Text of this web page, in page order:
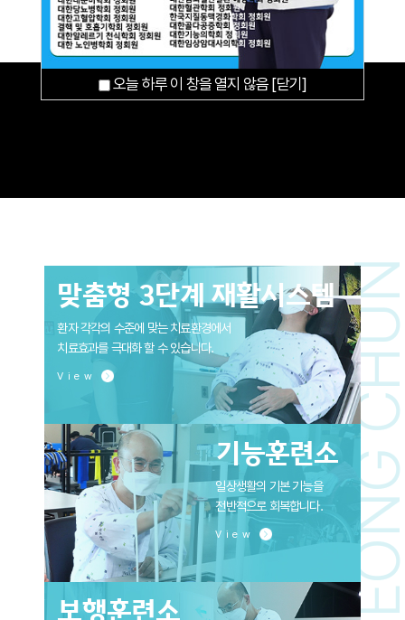
맞춤형 3단계 재활시스템
환자 각각의 수준에 맞는 치료환경에서
치료효과를 극대화 할 수 있습니다.
View
기능훈련소
일상생활의 기본 기능을
전반적으로 회복합니다.
View
보행훈련소
오늘 하루 이 창을 열지 않음 [닫기]
오늘 하루 이 창을 열지 않음 [닫기]